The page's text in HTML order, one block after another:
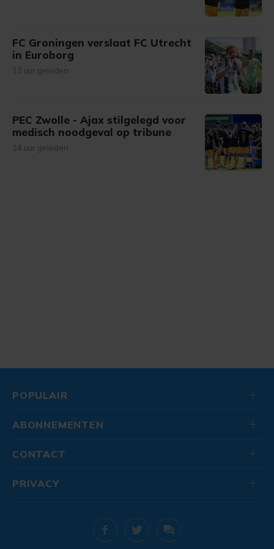
FC Groningen verslaat FC Utrecht
in Euroborg
13 uur geleden
PEC Zwolle - Ajax stilgelegd voor
medisch noodgeval op tribune
14 uur geleden
POPULAIR
ABONNEMENTEN
CONTACT
PRIVACY